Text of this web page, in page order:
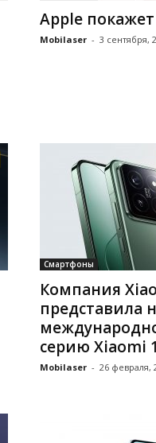
Apple
Mobilaser - 3 сентября,
Смартфоны
Компания
представила
серию Xiaomi
Mobilaser - 26 февраля,